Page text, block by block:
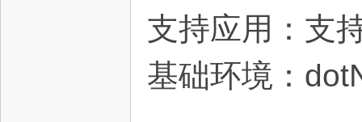
支持应用：支
基础环境：